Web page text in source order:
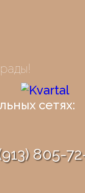
сетях:
805-